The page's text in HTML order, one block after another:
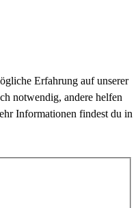
Erfahrung auf unserer
notwendig, andere helfen
Informationen findest du in